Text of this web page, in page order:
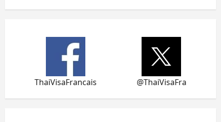
ThaiVisaFrancais @ThaiVisaFra